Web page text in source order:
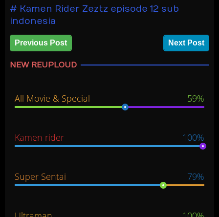
Kamen Rider Zeztz episode 12 sub
indonesia
Previous Post Next Post
NEW REUPLOUD
All Movie & Special 59%
Kamen rider 100%
Super Sentai 79%